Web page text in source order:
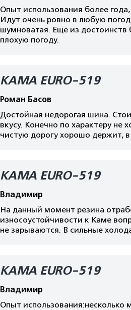
Опыт использования более
Идут очень ровно в любую
шумноватая. Еще из
плохую погоду.
КАМА EURO-519
Роман Басов
Достойная недорогая шина.
вкусу. Конечно по характеру
чистую дорогу хорошо держит, в
КАМА EURO-519
Владимир
На данный момент резина
износоустойчивости к Каме
не зарываются. В сильные
КАМА EURO-519
Владимир
Опыт использования:несколько